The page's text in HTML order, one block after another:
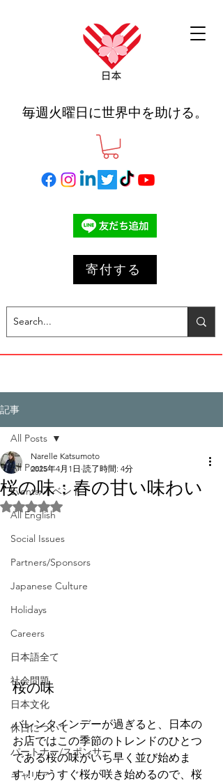
毎週火曜日に世界中を助ける。
寄付する
記事
All Posts
Events/イベント
All English
Social Issues
Partners/Sponsors
Japanese Culture
Holidays
Careers
日本語全て
社会問題
日本文化
休日について
パートナー/スポンサー
キャリア
All Posts
桜の味：春の甘い味わい
Narelle Katsumoto
2025年4月1日 読了時間: 4分
5つ星のうちNaNと評価されています。
桜の味
バレンタインデーが過ぎると、日本の
お店ではこの季節のトレンドのひとつ
である桜の味がいち早く並び始めま
す！もうすぐ桜が咲き始めるので、桜